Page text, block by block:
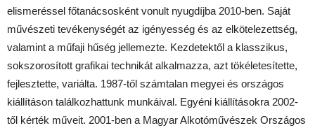
elismeréssel főtanácsosként vonult nyugdíjba 2010-ben. Saját
művészeti tevékenységét az igényesség és az elkötelezettség,
valamint a műfaji hűség jellemezte. Kezdetektől a klasszikus,
sokszorosított grafikai technikát alkalmazza, azt tökéletesítette,
fejlesztette, variálta. 1987-től számtalan megyei és országos
kiállításon találkozhattunk munkáival. Egyéni kiállításokra 2002-
től kérték műveit. 2001-ben a Magyar Alkotóművészek Országos